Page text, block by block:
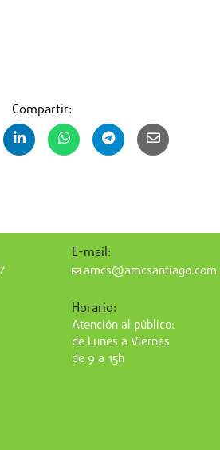
Compartir:
E-mail:
amcs@amcsantiago.com
Horario:
Atención al público:
de Lunes a Viernes
de 9 a 15h